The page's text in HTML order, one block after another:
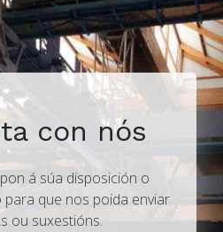
con nós
á súa disposición o
que nos poida enviar
ou suxestións.